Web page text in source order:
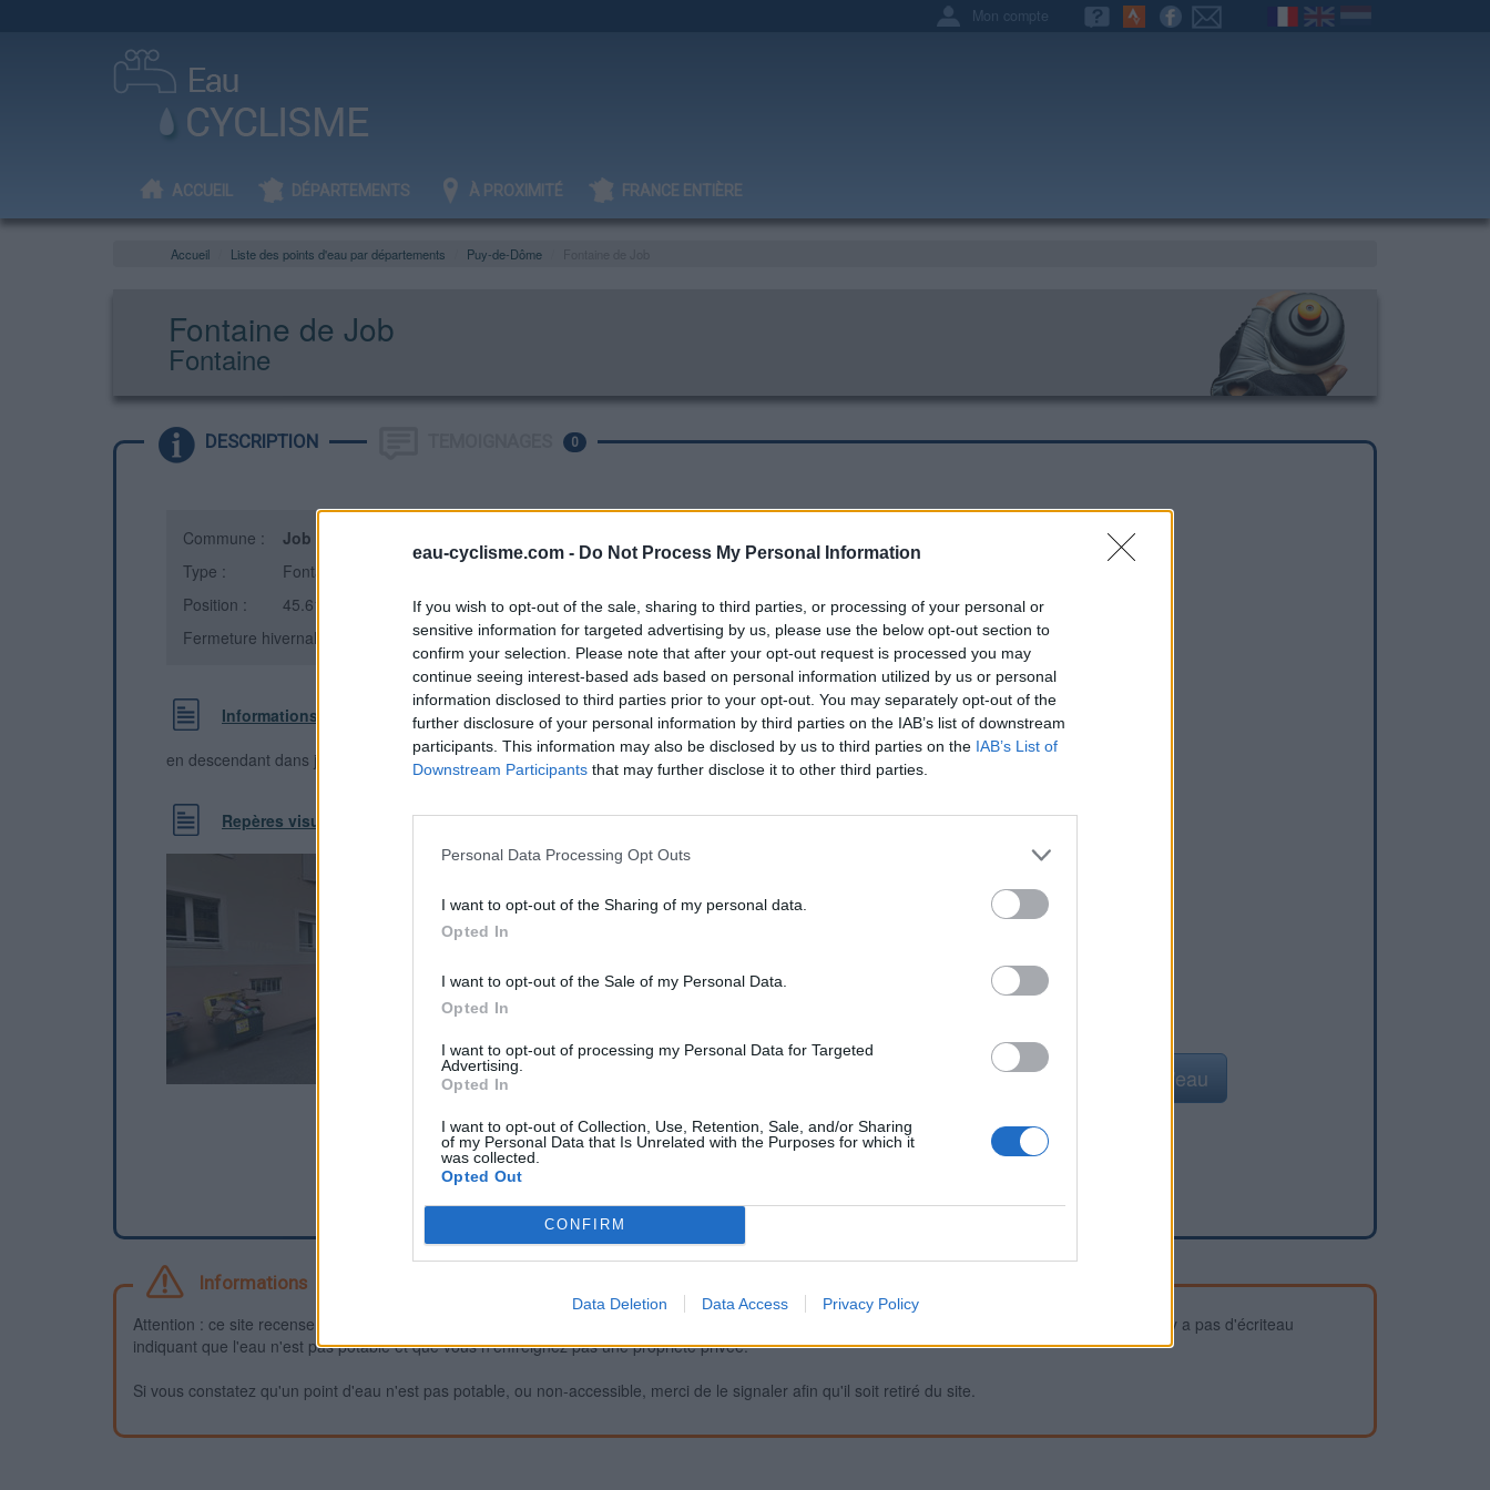
eau-cyclisme.com - Do Not Process My Personal Information
If you wish to opt-out of the sale, sharing to third parties, or processing of your personal or
sensitive information for targeted advertising by us, please use the below opt-out section to
confirm your selection. Please note that after your opt-out request is processed you may
continue seeing interest-based ads based on personal information utilized by us or personal
information disclosed to third parties prior to your opt-out. You may separately opt-out of the
further disclosure of your personal information by third parties on the IAB’s list of downstream
participants. This information may also be disclosed by us to third parties on the IAB’s List of
Downstream Participants that may further disclose it to other third parties.
Personal Data Processing Opt Outs
I want to opt-out of the Sharing of my personal data.
Opted In
I want to opt-out of the Sale of my Personal Data.
Opted In
I want to opt-out of processing my Personal Data for Targeted
Advertising.
Opted In
I want to opt-out of Collection, Use, Retention, Sale, and/or Sharing
of my Personal Data that Is Unrelated with the Purposes for which it
was collected.
Opted Out
CONFIRM
Data Deletion Data Access Privacy Policy
Mon compte
ACCUEIL DÉPARTEMENTS À PROXIMITÉ FRANCE ENTIÈRE
Accueil Liste des points d'eau par départements Puy-de-Dôme
Fontaine de Job
Fontaine
DESCRIPTION 0
Commune : Job
Type :
Fontaine
Position :
45.616536°N, 3.745893°E
Fermeture hivernale : information inconnue
Informations complémentaires
en descendant dans job
Repères visuels
Ajouter un point d'eau
Informations
Attention : ce site recense des points d'eau dont la fiabilité ne peut pas être garantie. Avant d'utiliser un point d'eau, vous devez vous assurer qu'il n'y a pas d'écriteau
indiquant que l'eau n'est pas potable et que vous n'enfreignez pas une propriété privée.
Si vous constatez qu'un point d'eau n'est pas potable, ou non-accessible, merci de le signaler afin qu'il soit retiré du site.